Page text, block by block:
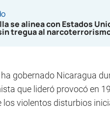
se alinea con Estados
tregua al
gobernado Nicaragua
que lideró provocó en
violentos disturbios